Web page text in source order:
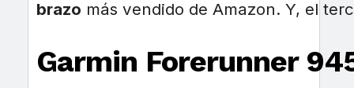
brazo más vendido de Amazon. Y, el
Garmin Forerunner